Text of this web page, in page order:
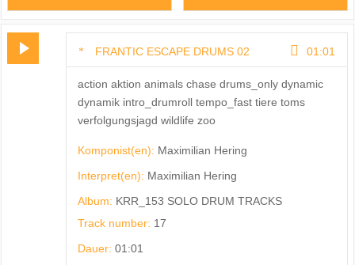
FRANTIC ESCAPE DRUMS 02 01:01
action aktion animals chase drums_only dynamic
dynamik intro_drumroll tempo_fast tiere toms
verfolgungsjagd wildlife zoo
Komponist(en): Maximilian Hering
Interpret(en): Maximilian Hering
Album: KRR_153 SOLO DRUM TRACKS
Track number: 17
Dauer: 01:01